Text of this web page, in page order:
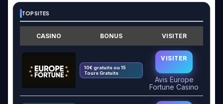
TOP SITES
CASINO BONUS VISITER
10€ gratuits ou 15
Tours Gratuits
VISITER
Avis Europe
Fortune Casino